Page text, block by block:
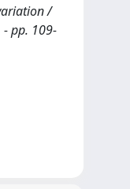
/
- pp. 109-